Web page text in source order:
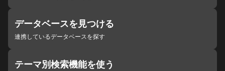
データベースを見つける
連携しているデータベースを探す
テーマ別検索機能を使う